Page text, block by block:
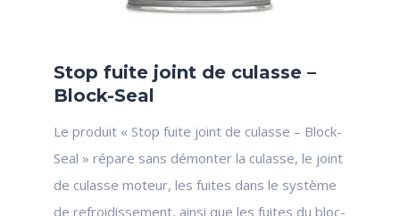
Stop fuite joint de culasse –
Block-Seal
Le produit « Stop fuite joint de culasse – Block-
Seal » répare sans démonter la culasse, le joint
de culasse moteur, les fuites dans le système
de refroidissement, ainsi que les fuites du bloc-